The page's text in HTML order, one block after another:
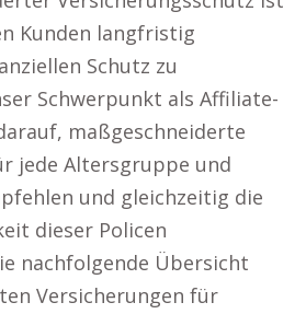
Kunden langfristig
Schutz zu
Schwerpunkt als Affiliate-
maßgeschneiderte
jede Altersgruppe und
und gleichzeitig die
dieser Policen
nachfolgende Übersicht
Versicherungen für